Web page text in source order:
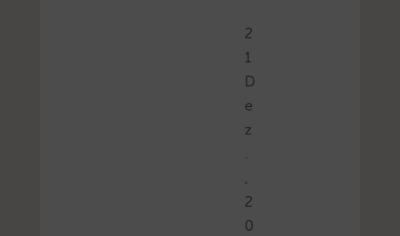
2
1
D
e
z
.
,
2
0